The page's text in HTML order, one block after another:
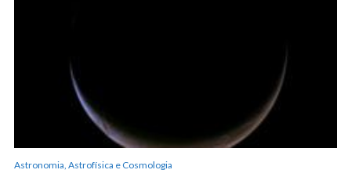
Astronomia, Astrofísica e Cosmologia